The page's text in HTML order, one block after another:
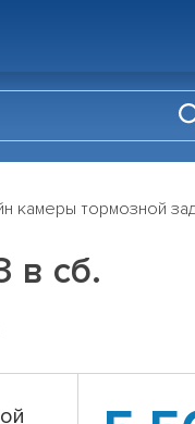
камеры тормозной
в сб.